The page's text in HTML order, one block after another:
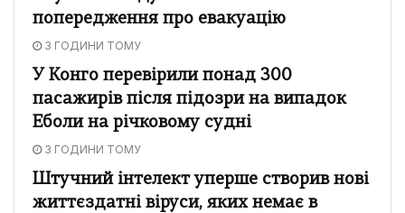
попередження про евакуацію
3 ГОДИНИ ТОМУ
У Конго перевірили понад 300
пасажирів після підозри на випадок
Еболи на річковому судні
3 ГОДИНИ ТОМУ
Штучний інтелект уперше створив нові
життєздатні віруси, яких немає в